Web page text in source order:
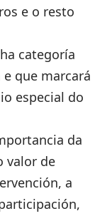
e o resto
categoría
que marcará
especial do
da
valor de
a